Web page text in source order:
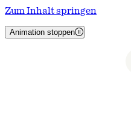
Zum Inhalt springen
Animation stoppen